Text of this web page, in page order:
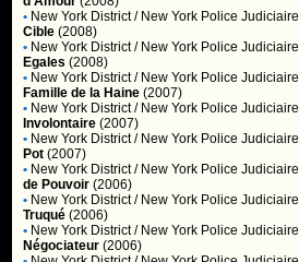
• New York District / New York Police Judiciaire
Cible (2008)
• New York District / New York Police Judiciaire
Egales (2008)
• New York District / New York Police Judiciaire
Famille de la Haine (2007)
• New York District / New York Police Judiciaire
Involontaire (2007)
• New York District / New York Police Judiciaire
Pot (2007)
• New York District / New York Police Judiciaire
de Pouvoir (2006)
• New York District / New York Police Judiciaire
Truqué (2006)
• New York District / New York Police Judiciaire
Négociateur (2006)